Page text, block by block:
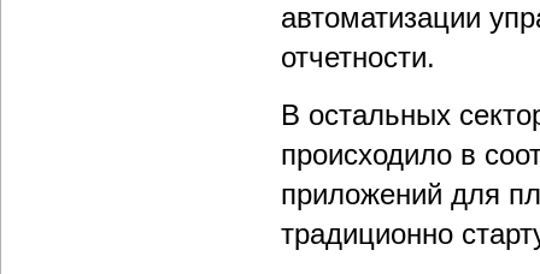
автоматизации
отчетности.
В остальных
происходило в
приложений для
традиционно